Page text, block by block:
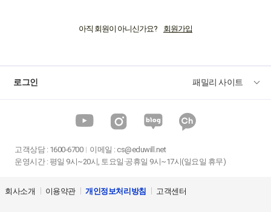
아직 회원이 아니신가요?
로그인 패밀리 사이트
고객상담: 1600-6700 이메일 : cs@eduwill.net
운영시간 : 평일 9시~20시, 토요일·공휴일 9시~17시(일요일 휴무)
회사소개 이용약관 개인정보처리방침 고객센터